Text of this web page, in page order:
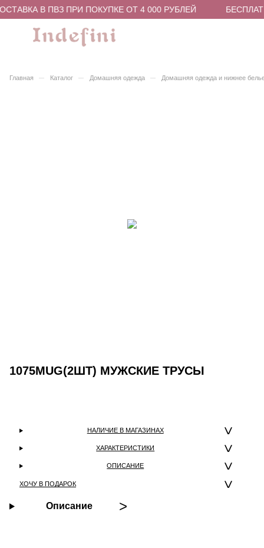
В ПВЗ ПРИ ПОКУПКЕ ОТ 4 000 РУБЛЕЙ
Главная – Каталог – Домашняя одежда – Домашняя одежда и нижнее
1075MUG(2ШТ) МУЖСКИЕ ТРУСЫ
НАЛИЧИЕ В МАГАЗИНАХ
ХАРАКТЕРИСТИКИ
ОПИСАНИЕ
ХОЧУ В ПОДАРОК
Описание